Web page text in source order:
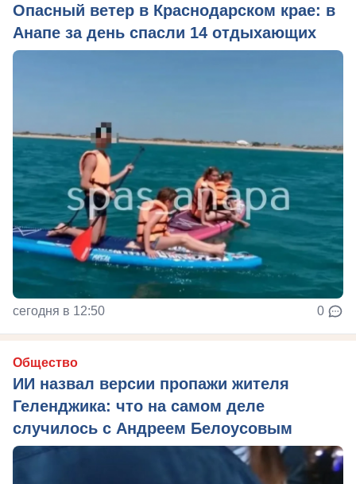
Опасный ветер в Краснодарском крае: в
Анапе за день спасли 14 отдыхающих
сегодня в 12:50 0
Общество
ИИ назвал версии пропажи жителя
Геленджика: что на самом деле
случилось с Андреем Белоусовым